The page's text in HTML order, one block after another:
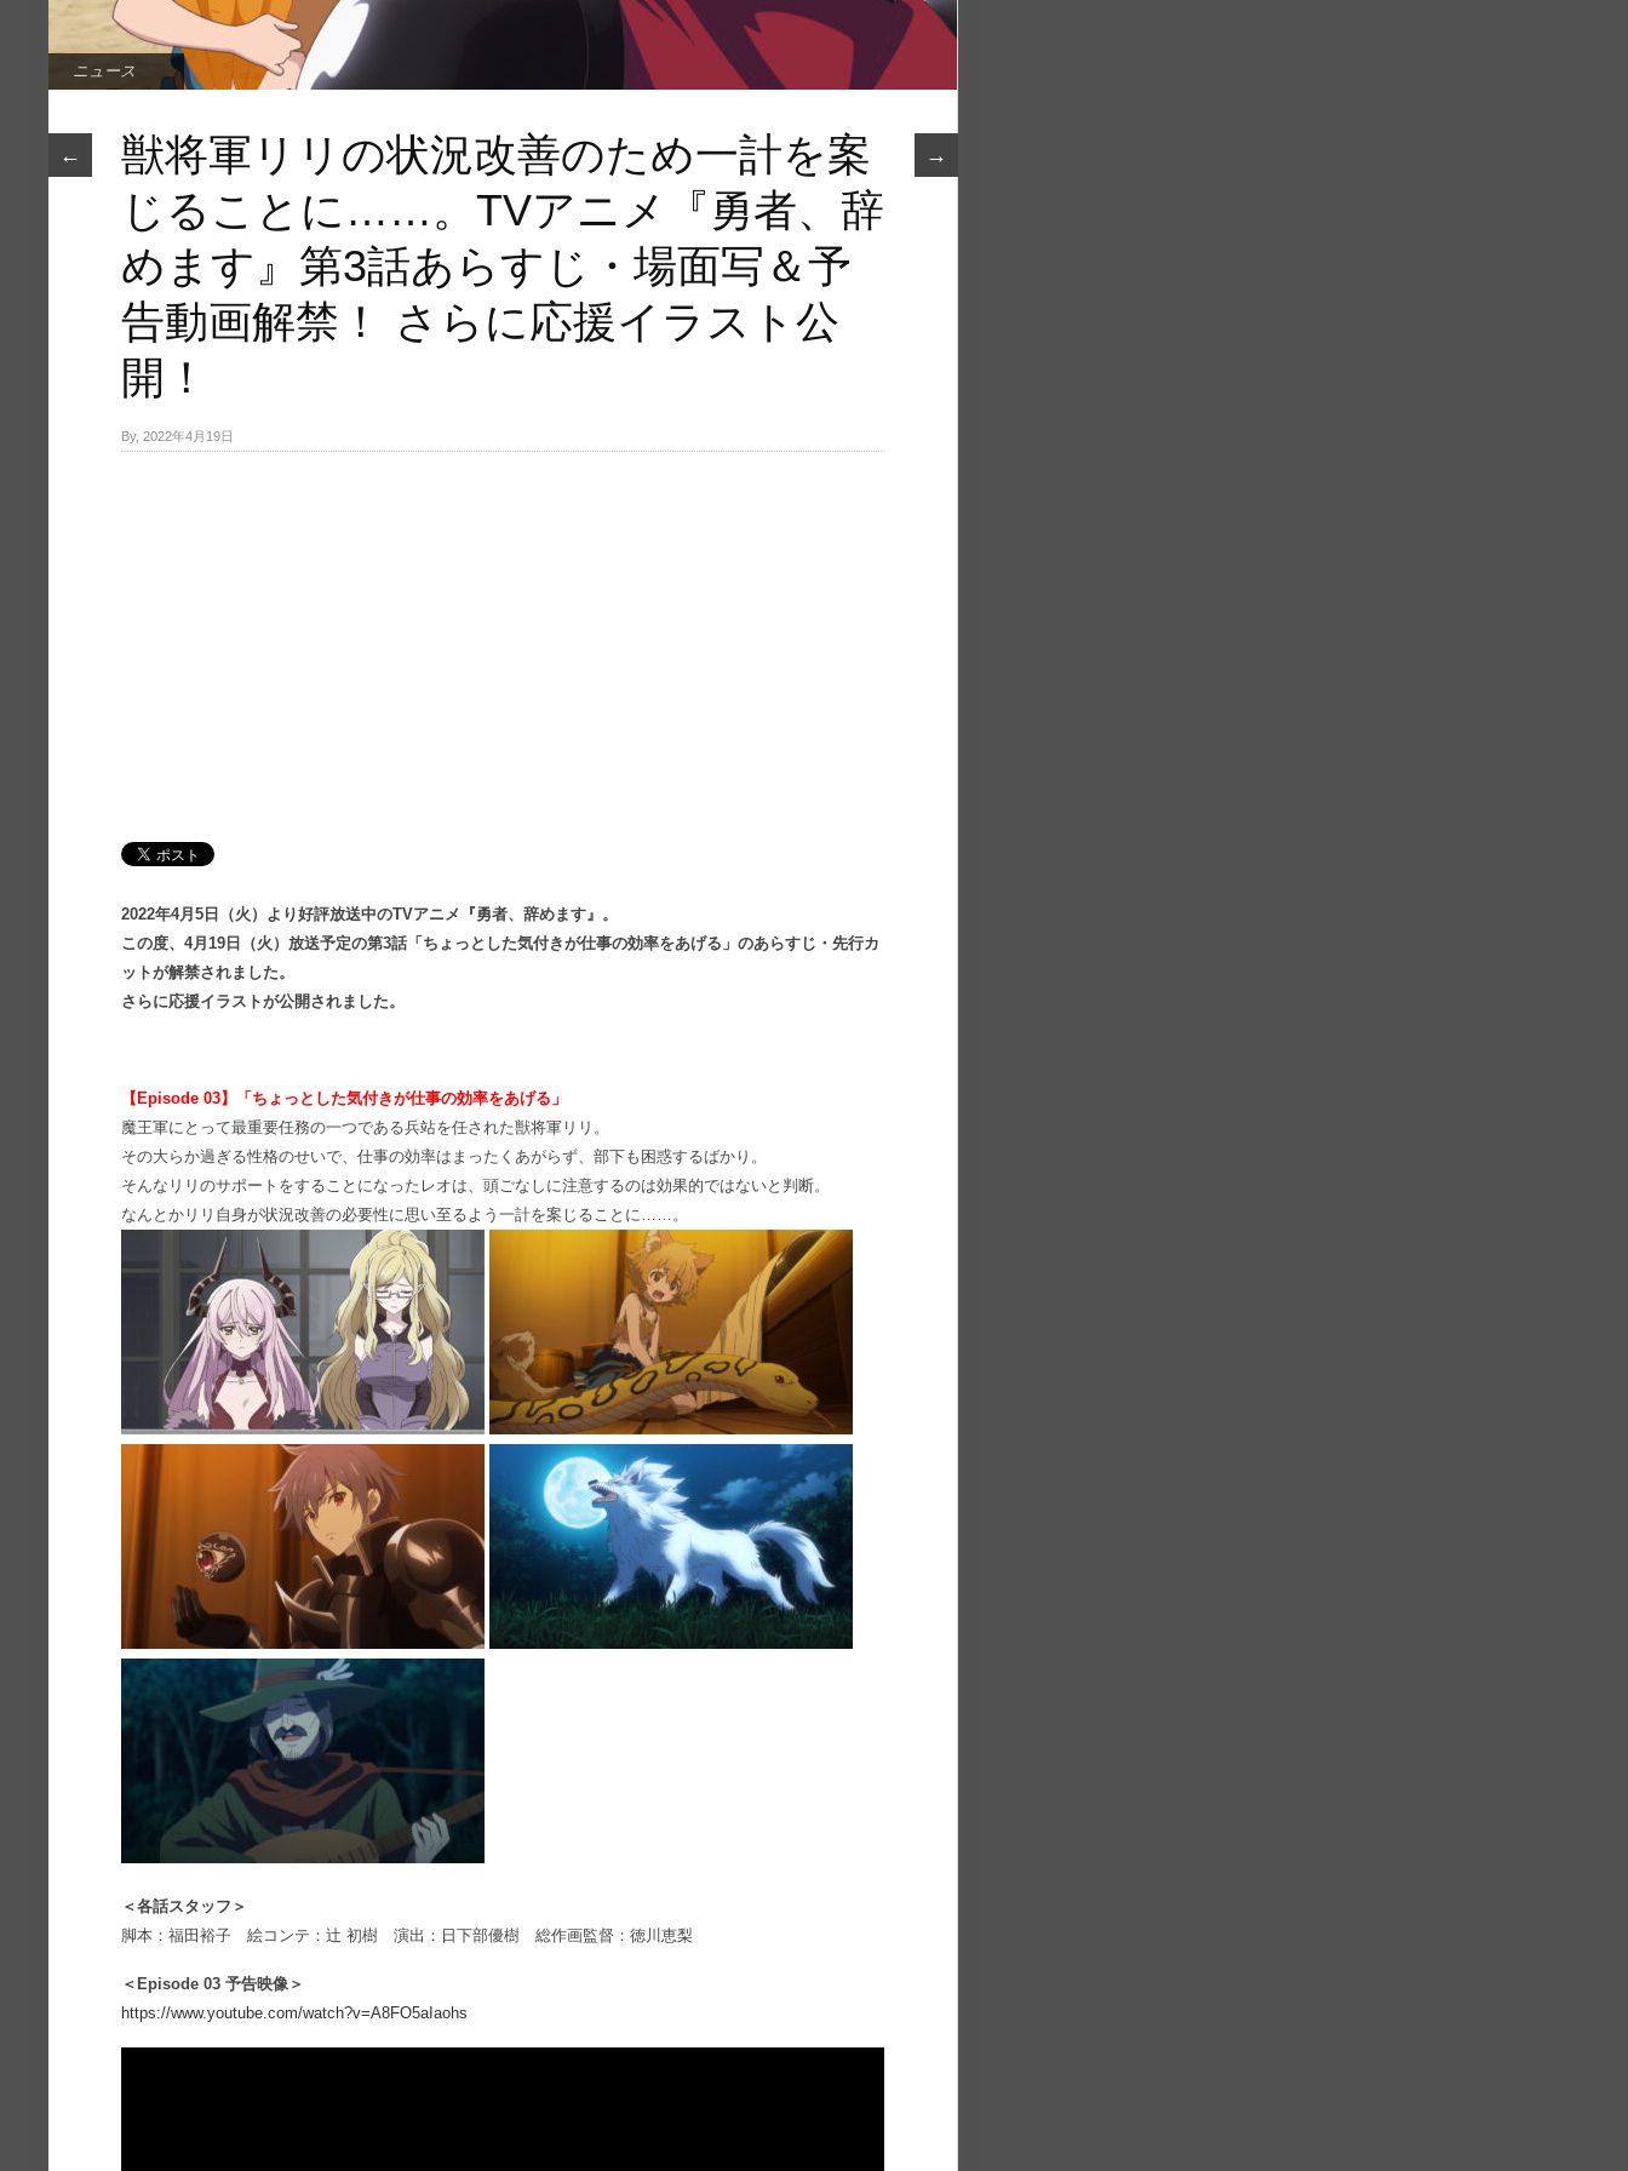
ニュース
← →
獣将軍リリの状況改善のため一計を案
じることに……。TVアニメ『勇者、辞
めます』第3話あらすじ・場面写＆予
告動画解禁！ さらに応援イラスト公
開！
By, 2022年4月19日
2022年4月5日（火）より好評放送中のTVアニメ『勇者、辞めます』。
この度、4月19日（火）放送予定の第3話「ちょっとした気付きが仕事の効率をあげる」のあらすじ・先行カ
ットが解禁されました。
さらに応援イラストが公開されました。
【Episode 03】「ちょっとした気付きが仕事の効率をあげる」
魔王軍にとって最重要任務の一つである兵站を任された獣将軍リリ。
その大らか過ぎる性格のせいで、仕事の効率はまったくあがらず、部下も困惑するばかり。
そんなリリのサポートをすることになったレオは、頭ごなしに注意するのは効果的ではないと判断。
なんとかリリ自身が状況改善の必要性に思い至るよう一計を案じることに……。
＜各話スタッフ＞
脚本：福田裕子 絵コンテ：辻 初樹 演出：日下部優樹 総作画監督：徳川恵梨
＜Episode 03 予告映像＞
https://www.youtube.com/watch?v=A8FO5aIaohs